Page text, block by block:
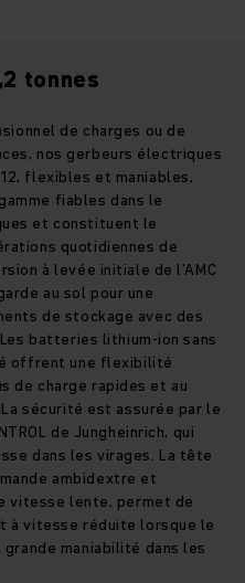
tonnes
de charges ou de
nos gerbeurs électriques
flexibles et maniables,
fiables dans le
et constituent le
quotidiennes de
à levée initiale de l’AMC
au sol pour une
de stockage avec des
batteries lithium-ion sans
offrent une flexibilité
de charge rapides et au
sécurité est assurée par le
de Jungheinrich, qui
dans les virages. La tête
ambidextre et
vitesse lente, permet de
à vitesse réduite lorsque le
maniabilité dans les